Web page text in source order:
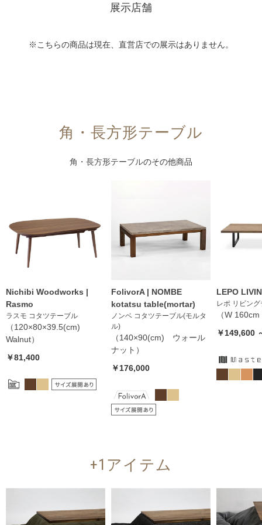
展示店舗
※こちらの商品は現在、直営店での展示はありません。
角・長方形テーブル
角・長方形テーブルのその他商品
Nichibi Woodworks |
Rasmo
ラスモ コタツテーブル
（120×80×39.5(cm)
Walnut）
￥81,400
FolivorA | NOMBE
kotatsu table(mortar)
ノンベ コタツテーブル(モルタ
ル)
（140×90(cm) ウォール
ナット）
￥176,000
LEPO
レポ リビン
（W
￥149,600
+1アイテム